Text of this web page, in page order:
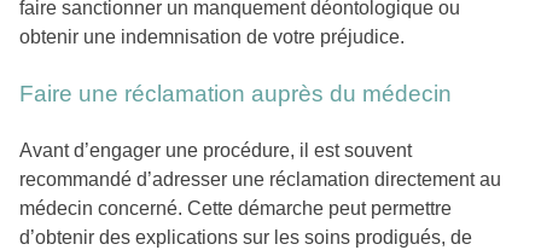
faire sanctionner un manquement déontologique ou
obtenir une indemnisation de votre préjudice.
Faire une réclamation auprès du médecin
Avant d’engager une procédure, il est souvent
recommandé d’adresser une réclamation directement au
médecin concerné. Cette démarche peut permettre
d’obtenir des explications sur les soins prodigués, de